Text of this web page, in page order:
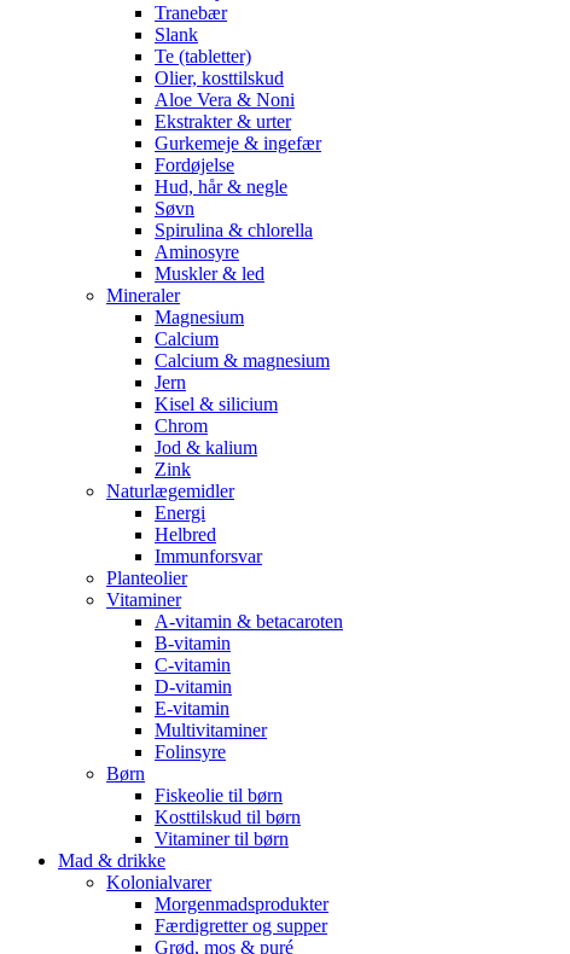
Tranebær
Slank
Te (tabletter)
Olier, kosttilskud
Aloe Vera & Noni
Ekstrakter & urter
Gurkemeje & ingefær
Fordøjelse
Hud, hår & negle
Søvn
Spirulina & chlorella
Aminosyre
Muskler & led
Mineraler
Magnesium
Calcium
Calcium & magnesium
Jern
Kisel & silicium
Chrom
Jod & kalium
Zink
Naturlægemidler
Energi
Helbred
Immunforsvar
Planteolier
Vitaminer
A-vitamin & betacaroten
B-vitamin
C-vitamin
D-vitamin
E-vitamin
Multivitaminer
Folinsyre
Børn
Fiskeolie til børn
Kosttilskud til børn
Vitaminer til børn
Mad & drikke
Kolonialvarer
Morgenmadsprodukter
Færdigretter og supper
Grød, mos & puré